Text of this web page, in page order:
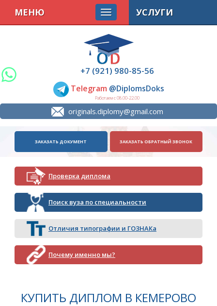
+7 (921) 980-85-56
Telegram @DiplomsDoks
Работаем с 08.00-22.00
originals.diplomy@gmail.com
МЕНЮ
ЗАКАЗАТЬ ДОКУМЕНТ ЗАКАЗАТЬ ОБРАТНЫЙ ЗВОНОК
Проверка диплома
Поиск вуза по специальности
Отличия типографии и ГОЗНАКа
Почему именно мы?
УСЛУГИ
КУПИТЬ ДИПЛОМ В КЕМЕРОВО